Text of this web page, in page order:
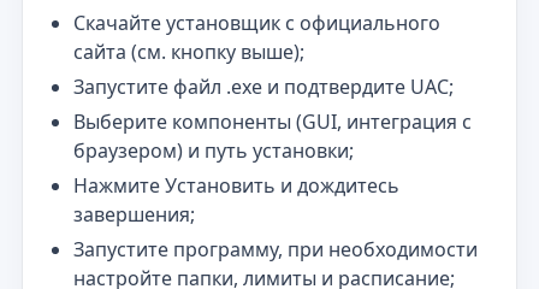
Скачайте установщик с официального
сайта (см. кнопку выше);
Запустите файл .exe и подтвердите UAC;
Выберите компоненты (GUI, интеграция с
браузером) и путь установки;
Нажмите Установить и дождитесь
завершения;
Запустите программу, при необходимости
настройте папки, лимиты и расписание;